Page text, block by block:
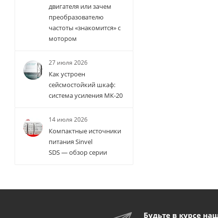
двигателя или зачем
преобразователю
частоты «знакомится» с
мотором
27 июля 2026
Как устроен
сейсмостойкий шкаф:
система усиления МК-20
14 июля 2026
Компактные источники
питания Sinvel
SDS — обзор серии
Будьте в курсе